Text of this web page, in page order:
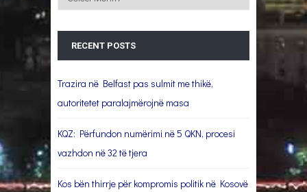
RECENT POSTS
Trazira në Belfast pas sulmit me thikë,
autoritetet paralajmërojnë masa
KQZ: Përfundon numërimi në 5 QKN, procesi
vazhdon në 32 të tjera
Kos bën thirrje për kompromis politik në Kosovë